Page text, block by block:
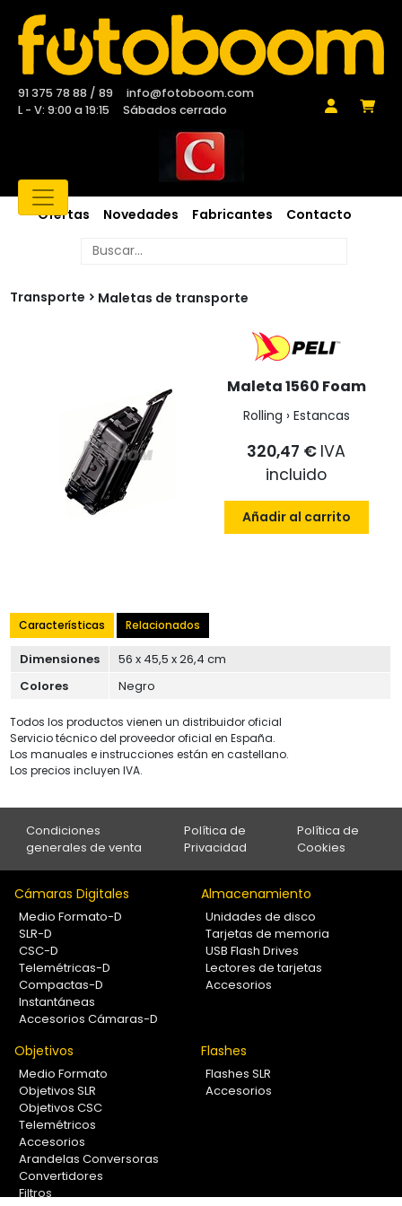
91 375 78 88 / 89
info@fotoboom.com
L - V: 9:00 a 19:15
Sábados cerrado
Ofertas Novedades Fabricantes Contacto
Transporte Maletas de transporte
Maleta 1560 Foam
Rolling › Estancas
320,47 € IVA
incluido
Añadir al carrito
Características Relacionados
Dimensiones
56 x 45,5 x 26,4 cm
Colores
Negro
Todos los productos vienen un distribuidor oficial
Servicio técnico del proveedor oficial en España.
Los manuales e instrucciones están en castellano.
Los precios incluyen IVA.
Condiciones
generales de venta
Política de
Privacidad
Política de
Cookies
Cámaras Digitales
Medio Formato-D
SLR-D
CSC-D
Telemétricas-D
Compactas-D
Instantáneas
Accesorios Cámaras-D
Almacenamiento
Unidades de disco
Tarjetas de memoria
USB Flash Drives
Lectores de tarjetas
Accesorios
Objetivos
Medio Formato
Objetivos SLR
Objetivos CSC
Telemétricos
Accesorios
Arandelas Conversoras
Convertidores
Filtros
Flashes
Flashes SLR
Accesorios